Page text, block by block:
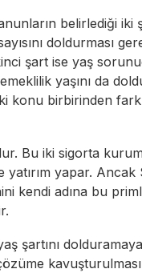
belirlediği iki
doldurması
şart ise yaş
yaşını da
konu birbirinden
Bu iki sigorta
yapar.
kendi adına bu
şartını